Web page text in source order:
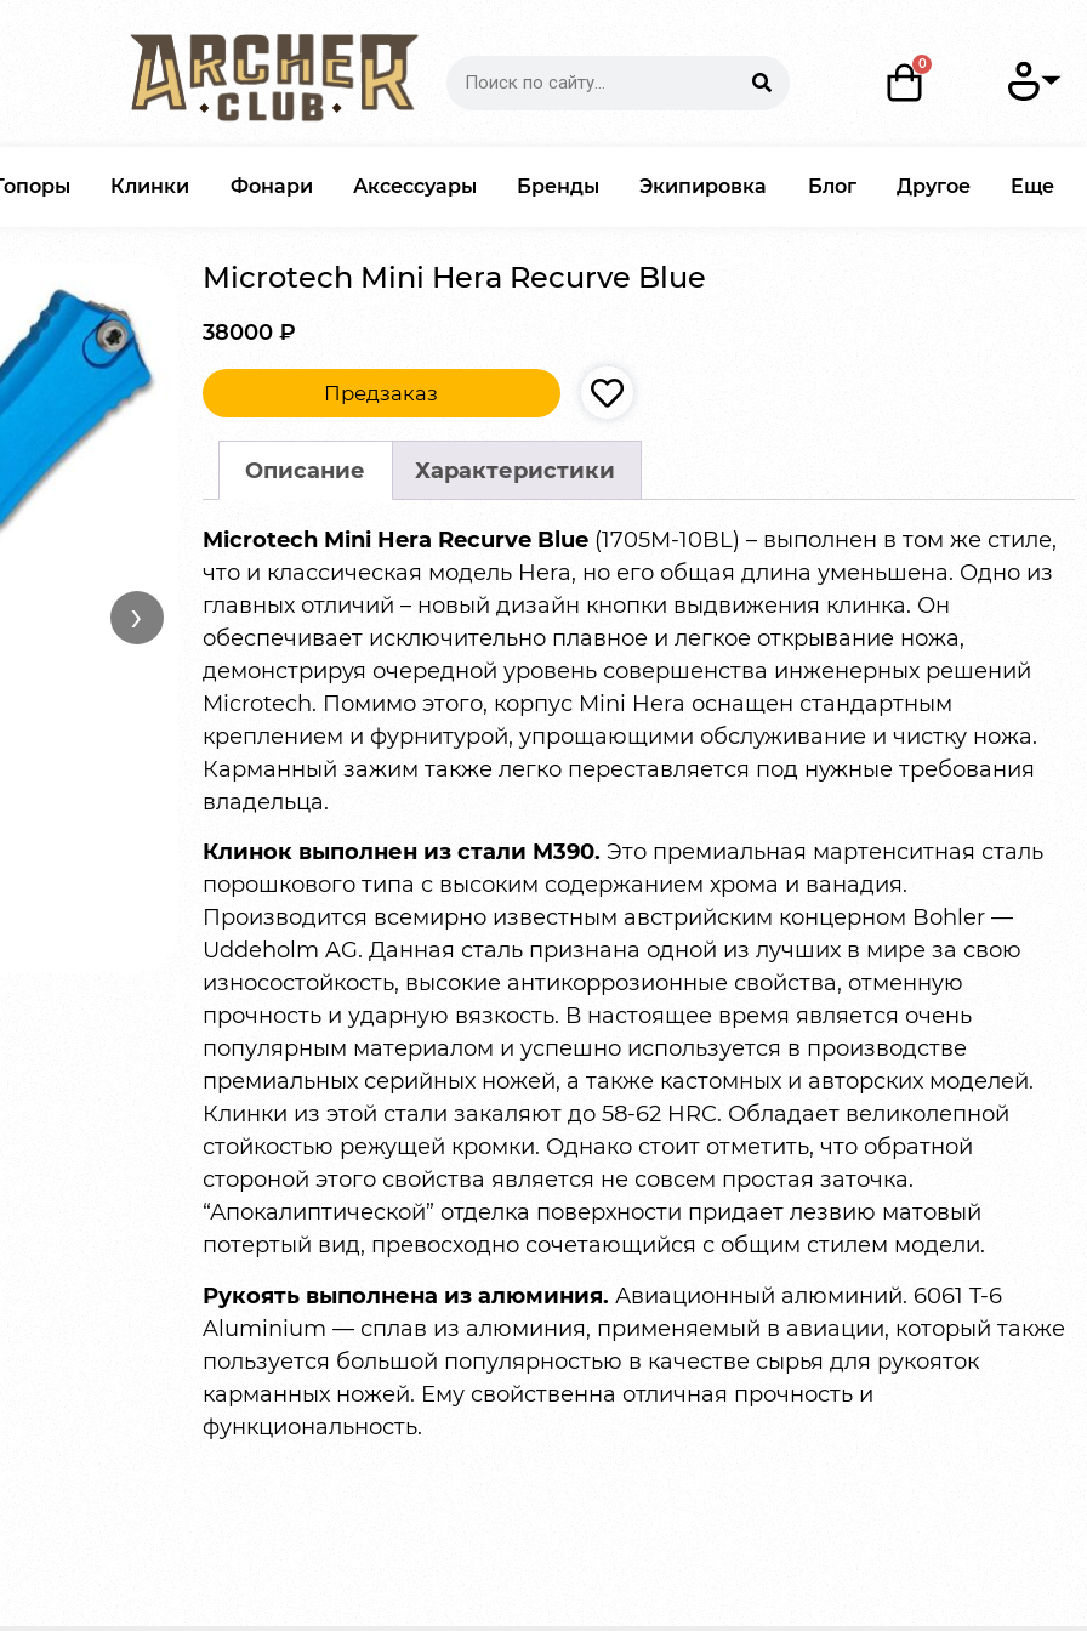
Клинки Фонари Аксессуары Бренды Экипировка Блог Другое Еще
›
Microtech Mini Hera Recurve Blue
38000 ₽
Предзаказ
Описание Характеристики
Microtech Mini Hera Recurve Blue(1705M-10BL) – выполнен в том же стиле,
что и классическая модель Hera, но его общая длина уменьшена. Одно из
главных отличий – новый дизайн кнопки выдвижения клинка. Он
обеспечивает исключительно плавное и легкое открывание ножа,
демонстрируя очередной уровень совершенства инженерных решений
Microtech. Помимо этого, корпус Mini Hera оснащен стандартным
креплением и фурнитурой, упрощающими обслуживание и чистку ножа.
Карманный зажим также легко переставляется под нужные требования
владельца.
Клинок выполнен из стали M390. Это премиальная мартенситная сталь
порошкового типа с высоким содержанием хрома и ванадия.
Производится всемирно известным австрийским концерном Bohler —
Uddeholm AG. Данная сталь признана одной из лучших в мире за свою
износостойкость, высокие антикоррозионные свойства, отменную
прочность и ударную вязкость. В настоящее время является очень
популярным материалом и успешно используется в производстве
премиальных серийных ножей, а также кастомных и авторских моделей.
Клинки из этой стали закаляют до 58-62 HRC. Обладает великолепной
стойкостью режущей кромки. Однако стоит отметить, что обратной
стороной этого свойства является не совсем простая заточка.
“Апокалиптической” отделка поверхности придает лезвию матовый
потертый вид, превосходно сочетающийся с общим стилем модели.
Рукоять выполнена из алюминия. Авиационный алюминий. 6061 T-6
Aluminium — сплав из алюминия, применяемый в авиации, который также
пользуется большой популярностью в качестве сырья для рукояток
карманных ножей. Ему свойственна отличная прочность и
функциональность.